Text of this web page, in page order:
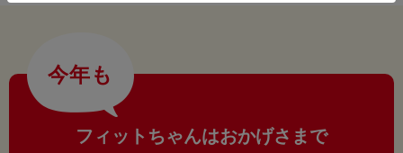
今年も
フィットちゃんはおかげさまで